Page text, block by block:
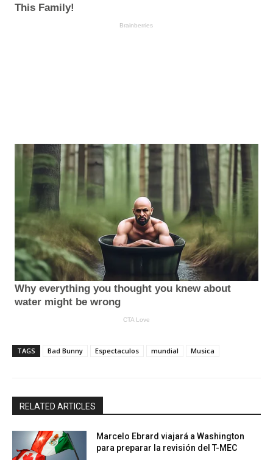
TAGS Bad Bunny Espectaculos mundial Musica
RELATED ARTICLES
Marcelo Ebrard viajará a Washington
para preparar la revisión del T-MEC